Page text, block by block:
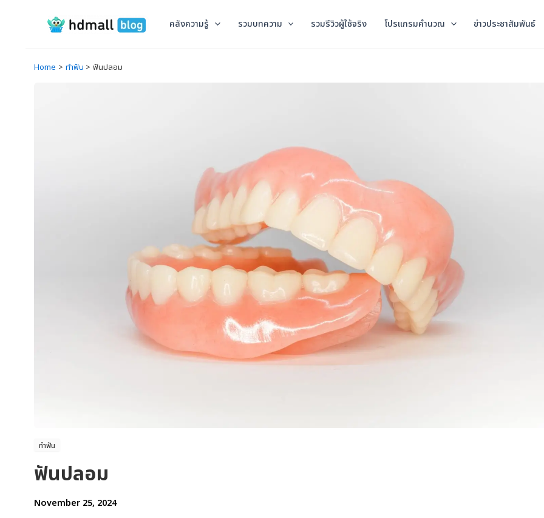
คลังความรู้ รวมบทความ รวมรีวิวผู้ใช้จริง โปรแกรมคำนวณ ข่าวประชาสัมพันธ์
Home ทำฟัน ฟันปลอม
ทำฟัน
ฟันปลอม
November 25, 2024